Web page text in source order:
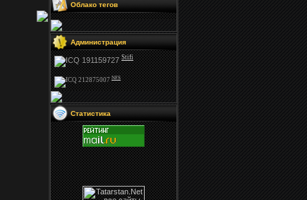
Облако тегов
Администрация
Stifi
NFS
Статистика